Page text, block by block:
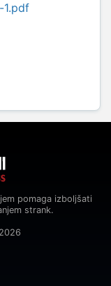
pomaga izboljšati
strank.